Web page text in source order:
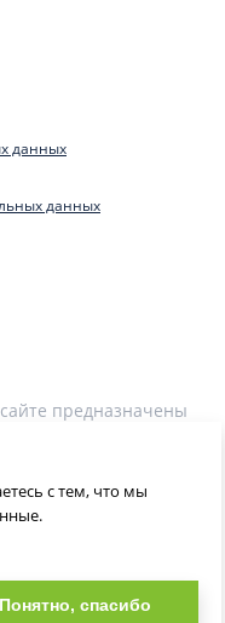
данных
данных
предназначены
назначения
рекомендациями.
специалиста.
Ctrl+Enter или на ссылку
с тем, что мы
Понятно, спасибо